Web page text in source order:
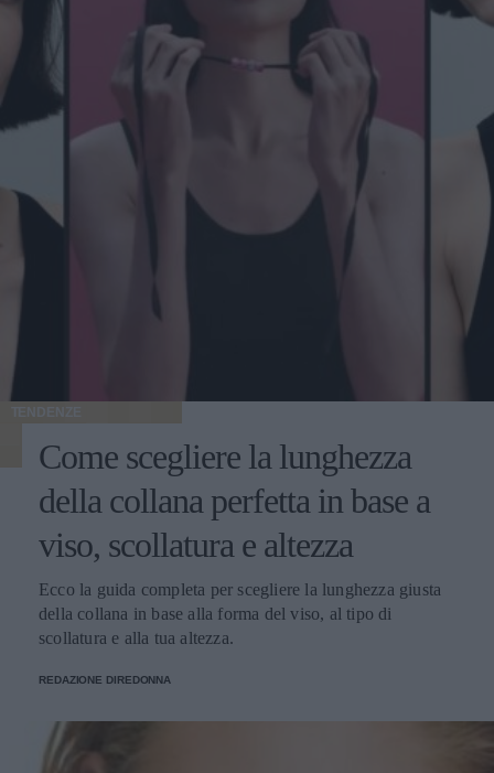
TENDENZE
Come scegliere la lunghezza
della collana perfetta in base a
viso, scollatura e altezza
Ecco la guida completa per scegliere la lunghezza giusta
della collana in base alla forma del viso, al tipo di
scollatura e alla tua altezza.
REDAZIONE DIREDONNA